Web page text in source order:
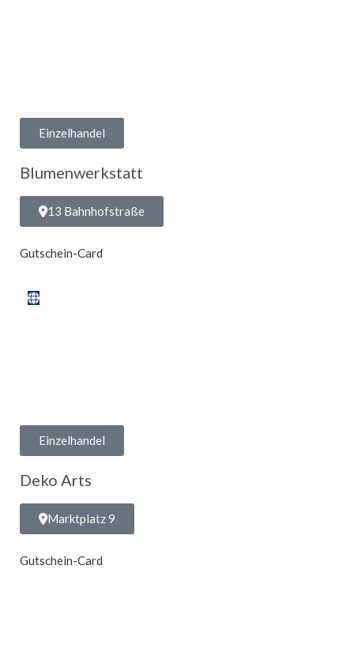
Einzelhandel
Blumenwerkstatt
13 Bahnhofstraße
Gutschein-Card
Einzelhandel
Deko Arts
Marktplatz 9
Gutschein-Card